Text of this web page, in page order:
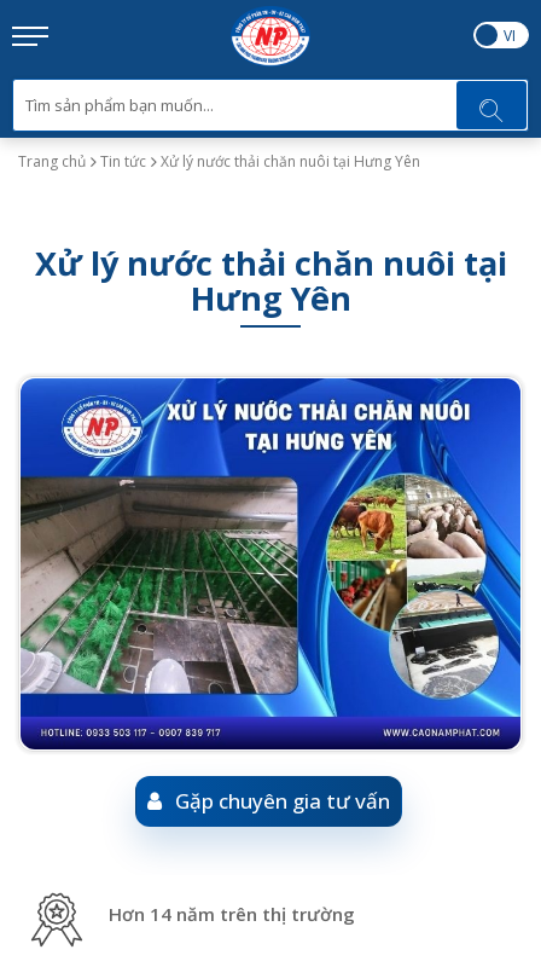
EN VI
Trang chủ Tin tức Xử lý nước thải chăn nuôi tại Hưng Yên
Xử lý nước thải chăn nuôi tại
Hưng Yên
Gặp chuyên gia tư vấn
Hơn 14 năm trên thị trường